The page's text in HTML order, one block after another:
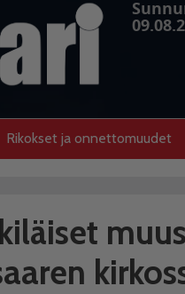
Rikokset ja onnettomuudet